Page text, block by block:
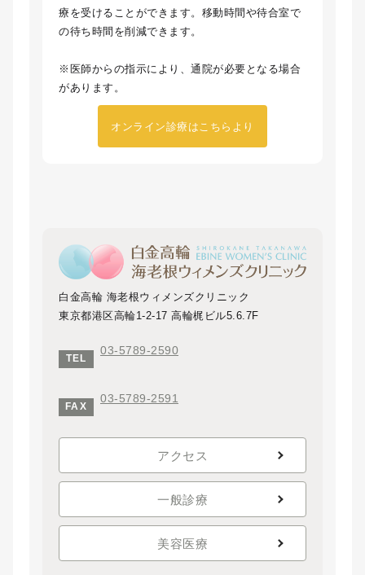
療を受けることができます。移動時間や待合室で
の待ち時間を削減できます。
※医師からの指示により、通院が必要となる場合
があります。
オンライン診療はこちらより
白金高輪 海老根ウィメンズクリニック
東京都港区高輪1-2-17 高輪梶ビル5.6.7F
TEL
03-5789-2590
FAX
03-5789-2591
アクセス
一般診療
美容医療